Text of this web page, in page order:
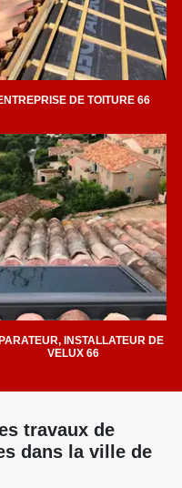
DE TOITURE 66
INSTALLATEUR DE
VELUX 66
travaux de
dans la ville de